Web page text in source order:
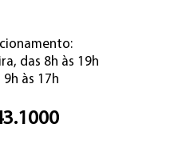
das 8h às 19h
9h às 17h